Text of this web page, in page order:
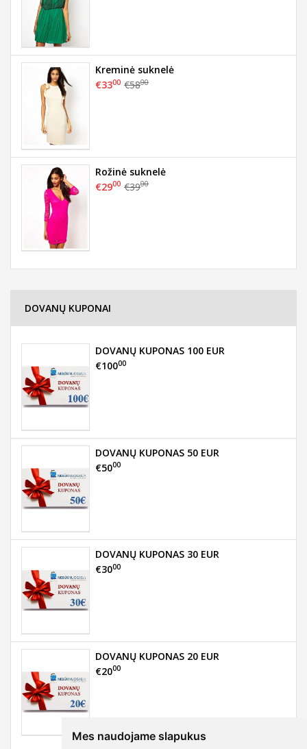
Mes naudojame slapukus
Kreminė suknelė
€3300 €5800
Rožinė suknelė
€2900 €3900
DOVANŲ KUPONAI
DOVANŲ KUPONAS 100 EUR
€10000
DOVANŲ KUPONAS 50 EUR
€5000
DOVANŲ KUPONAS 30 EUR
€3000
DOVANŲ KUPONAS 20 EUR
€2000